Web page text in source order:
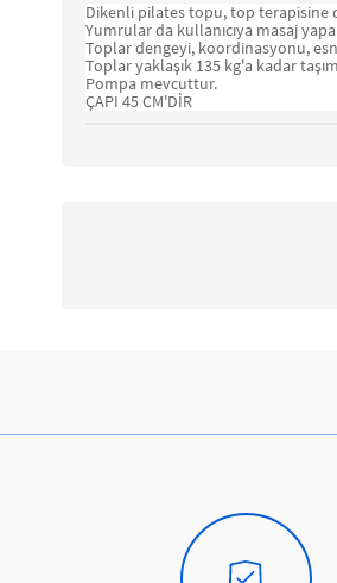
Dikenli pilates topu, top
Yumrular da kullanıcıya masaj
Toplar dengeyi, koordinasyonu,
Toplar yaklaşık 135 kg'a kadar
Pompa mevcuttur.
ÇAPI 45 CM'DİR